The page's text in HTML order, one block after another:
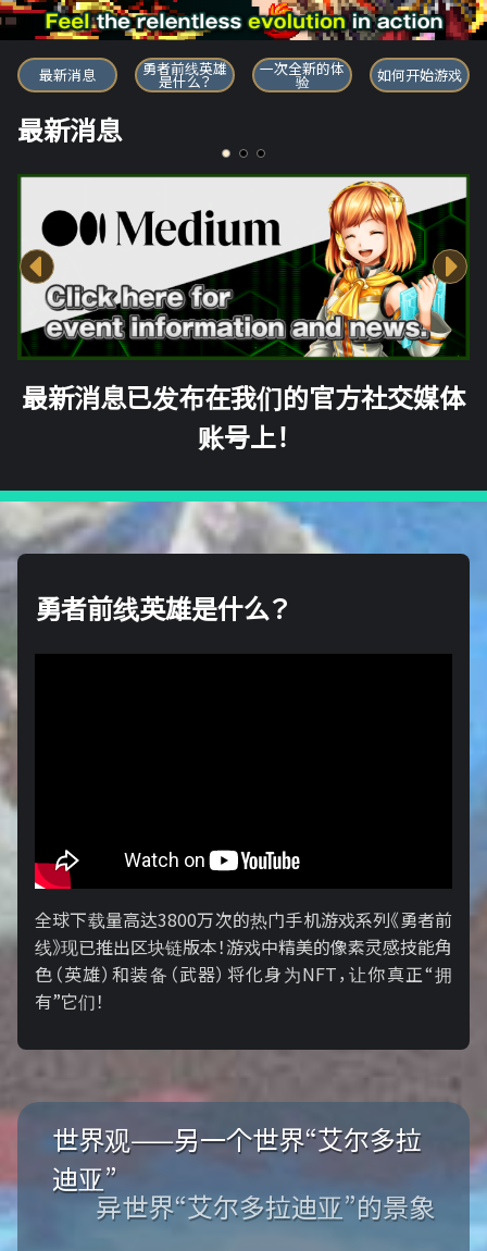
勇者前线英雄
最新消息 勇者前线英雄
是什么？
一次全新的体
验 如何开始游戏
最新消息
最新消息已发布在我们的官方社交媒体
账号上！
勇者前线英雄是什么？
全球下载量高达3800万次的热门手机游戏系列《勇者前
线》现已推出区块链版本！游戏中精美的像素灵感技能角
色（英雄）和装备（武器）将化身为NFT，让你真正“拥
有”它们！
世界观——另一个世界“艾尔多拉
迪亚”
异世界“艾尔多拉迪亚”的景象